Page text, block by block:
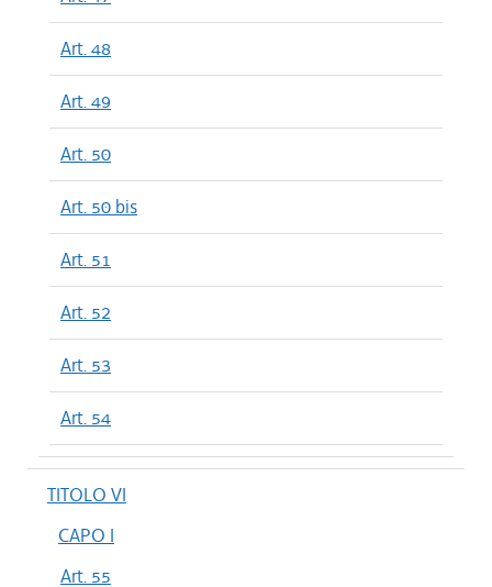
Art. 48
Art. 49
Art. 50
Art. 50 bis
Art. 51
Art. 52
Art. 53
Art. 54
TITOLO VI
CAPO I
Art. 55